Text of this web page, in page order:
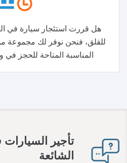
هل قررت استئجار سيارة في
للقلق، فنحن نوفر لك مجموعة
المناسبة المتاحة للحجز
تأجير
الشائعة